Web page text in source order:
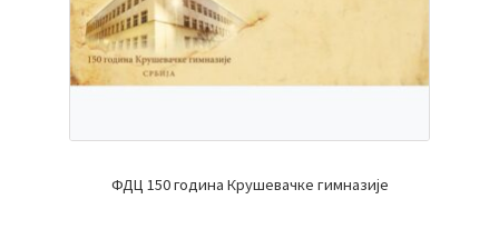
ФДЦ 150 година Крушевачке гимназије